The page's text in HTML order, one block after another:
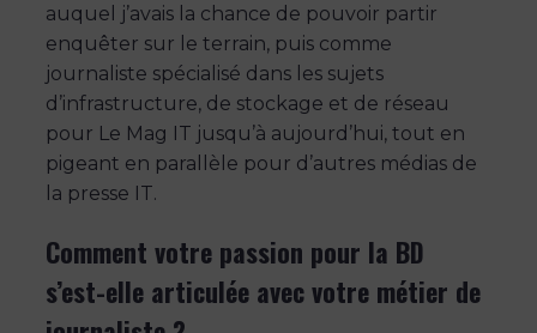
auquel j’avais la chance de pouvoir partir
enquêter sur le terrain, puis comme
journaliste spécialisé dans les sujets
d’infrastructure, de stockage et de réseau
pour Le Mag IT jusqu’à aujourd’hui, tout en
pigeant en parallèle pour d’autres médias de
la presse IT.
Comment votre passion pour la BD
s’est-elle articulée avec votre métier de